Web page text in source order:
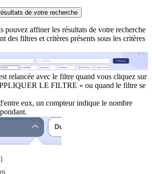
de votre recherche
pouvez affiner les résultats de votre recherche
des filtres et critères présents sous les critères
relancée avec le filtre quand vous cliquez sur
LE FILTRE » ou quand le filtre se
eux, un compteur indique le nombre